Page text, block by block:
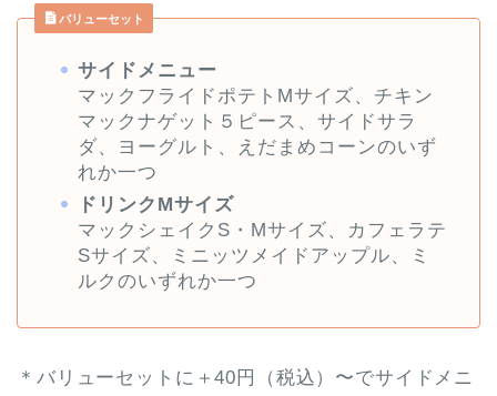
バリューセット
サイドメニュー
マックフライドポテトMサイズ、チキン
マックナゲット５ピース、サイドサラ
ダ、ヨーグルト、えだまめコーンのいず
れか一つ
ドリンクMサイズ
マックシェイクS・Mサイズ、カフェラテ
Sサイズ、ミニッツメイドアップル、ミ
ルクのいずれか一つ
＊バリューセットに＋40円（税込）〜でサイドメニ